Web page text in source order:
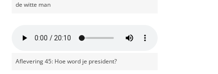
de witte man
Aflevering 45: Hoe word je president?